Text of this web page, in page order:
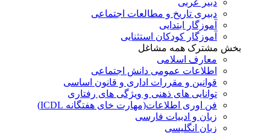
دبیری تاریخ و مطالعات اجتماعی
آموزگار ابتدایی
آموزگار کودکان استثنایی
بخش مشترک همه مشاغل
معارف اسلامی
اطلاعات عمومی دانش اجتماعی
قوانین و مقررات اداری و قانون اساسی
توانایی های ذهنی و ویژگی های رفتاری
فن اوری اطلاعات(مهارت خای هفتگانه ICDL)
زبان و ادبیات فارسی
زبان انگلیسی